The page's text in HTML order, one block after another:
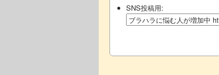
SNS投稿用: